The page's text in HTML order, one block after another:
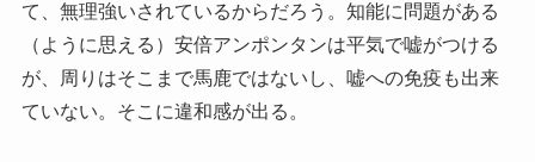
て、無理強いされているからだろう。知能に問題がある
（ように思える）安倍アンポンタンは平気で嘘がつける
が、周りはそこまで馬鹿ではないし、嘘への免疫も出来
ていない。そこに違和感が出る。